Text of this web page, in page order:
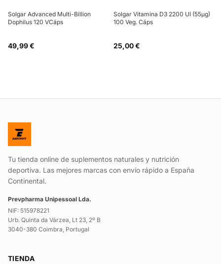
Solgar Advanced Multi-Billion
Dophilus 120 VCáps
49,99 €
Solgar Vitamina D3 2200 UI (55µg)
100 Veg. Cáps
25,00 €
Tu tienda online de suplementos naturales y nutrición
deportiva. Las mejores marcas con envío rápido a España
Continental.
Prevpharma Unipessoal Lda.
NIF: 515978221
Urb. Quinta da Várzea, Lt 23, 2º B
3040-380 Coimbra, Portugal
TIENDA